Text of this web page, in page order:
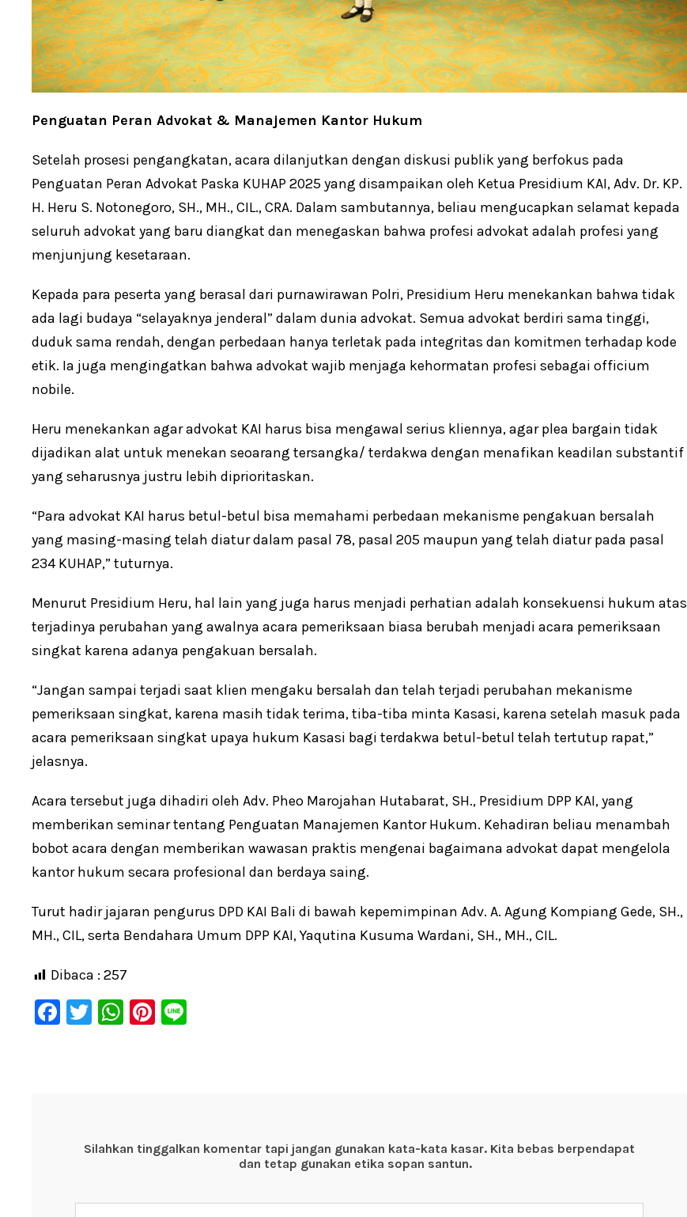
Penguatan Peran Advokat & Manajemen Kantor Hukum
Setelah prosesi pengangkatan, acara dilanjutkan dengan diskusi publik yang berfokus pada
Penguatan Peran Advokat Paska KUHAP 2025 yang disampaikan oleh Ketua Presidium KAI, Adv. Dr. KP.
H. Heru S. Notonegoro, SH., MH., CIL., CRA. Dalam sambutannya, beliau mengucapkan selamat kepada
seluruh advokat yang baru diangkat dan menegaskan bahwa profesi advokat adalah profesi yang
menjunjung kesetaraan.
Kepada para peserta yang berasal dari purnawirawan Polri, Presidium Heru menekankan bahwa tidak
ada lagi budaya “selayaknya jenderal” dalam dunia advokat. Semua advokat berdiri sama tinggi,
duduk sama rendah, dengan perbedaan hanya terletak pada integritas dan komitmen terhadap kode
etik. Ia juga mengingatkan bahwa advokat wajib menjaga kehormatan profesi sebagai officium
nobile.
Heru menekankan agar advokat KAI harus bisa mengawal serius kliennya, agar plea bargain tidak
dijadikan alat untuk menekan seoarang tersangka/ terdakwa dengan menafikan keadilan substantif
yang seharusnya justru lebih diprioritaskan.
“Para advokat KAI harus betul-betul bisa memahami perbedaan mekanisme pengakuan bersalah
yang masing-masing telah diatur dalam pasal 78, pasal 205 maupun yang telah diatur pada pasal
234 KUHAP,” tuturnya.
Menurut Presidium Heru, hal lain yang juga harus menjadi perhatian adalah konsekuensi hukum atas
terjadinya perubahan yang awalnya acara pemeriksaan biasa berubah menjadi acara pemeriksaan
singkat karena adanya pengakuan bersalah.
“Jangan sampai terjadi saat klien mengaku bersalah dan telah terjadi perubahan mekanisme
pemeriksaan singkat, karena masih tidak terima, tiba-tiba minta Kasasi, karena setelah masuk pada
acara pemeriksaan singkat upaya hukum Kasasi bagi terdakwa betul-betul telah tertutup rapat,”
jelasnya.
Acara tersebut juga dihadiri oleh Adv. Pheo Marojahan Hutabarat, SH., Presidium DPP KAI, yang
memberikan seminar tentang Penguatan Manajemen Kantor Hukum. Kehadiran beliau menambah
bobot acara dengan memberikan wawasan praktis mengenai bagaimana advokat dapat mengelola
kantor hukum secara profesional dan berdaya saing.
Turut hadir jajaran pengurus DPD KAI Bali di bawah kepemimpinan Adv. A. Agung Kompiang Gede, SH.,
MH., CIL, serta Bendahara Umum DPP KAI, Yaqutina Kusuma Wardani, SH., MH., CIL.
Dibaca : 257
F
T
W Pi
Silahkan tinggalkan komentar tapi jangan gunakan kata-kata kasar. Kita bebas berpendapat
dan tetap gunakan etika sopan santun.